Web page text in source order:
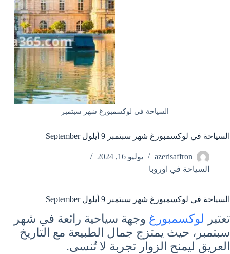
السياحة في لوكسمبورغ شهر سبتمبر
السياحة في لوكسمبورغ شهر سبتمبر 9 أيلول September
azerisaffron
يوليو 16, 2024
السياحة في اوروبا
السياحة في لوكسمبورغ شهر سبتمبر 9 أيلول September
تعتبر لوكسمبورغ وجهة سياحية رائعة في شهر
سبتمبر، حيث يمتزج جمال الطبيعة مع التاريخ
العريق ليمنح الزوار تجربة لا تُنسى.